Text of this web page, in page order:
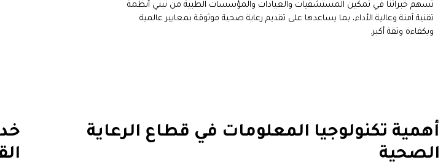
تُسهم خبراتنا في تمكين المستشفيات والعيادات والمؤسسات الطبية من تبنّي أنظمة
تقنية آمنة وعالية الأداء، بما يساعدها على تقديم رعاية صحية موثوقة بمعايير عالمية
وبكفاءة وثقة أكبر.
أهمية تكنولوجيا المعلومات في قطاع الرعاية
الصحية